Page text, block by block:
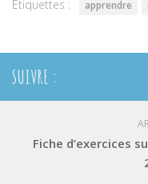
Étiquettes : apprendre
SUIVRE :
Fiche d’exercices